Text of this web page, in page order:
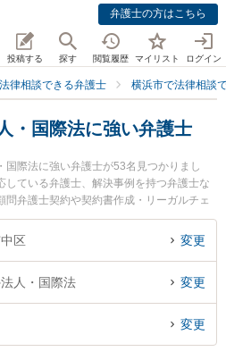
弁護士の方はこちら
投稿する 探す 閲覧履歴 マイリスト ログイン
律相談できる弁護士 横浜市で法律相談
・国際法に強い弁護士
際法に強い弁護士が53名見つかりまし
している弁護士、解決事例を持つ弁護士な
問弁護士契約や契約書作成・リーガルチェ
の細かな分野での絞り込み検索もでき便利
の鈴木 悠介弁護士やM＆M横浜法律事務所
トラブルを今すぐに弁護士に相談したい』
の実績豊富な近くの弁護士を検索したい』
を法律相談できる横浜市中区内の弁護士に
区 変更
人・国際法 変更
変更